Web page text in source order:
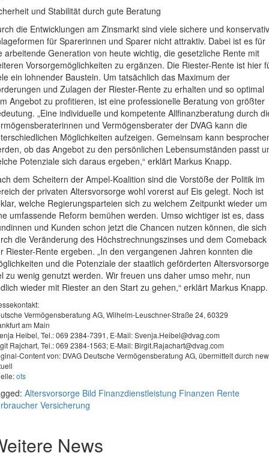
und Stabilität durch gute Beratung
die Entwicklungen am Zinsmarkt sind viele sichere und
für Sparerinnen und Sparer nicht attraktiv. Dabei ist es für
arbeitende Generation von heute wichtig, die gesetzliche Rente mit
Vorsorgemöglichkeiten zu ergänzen. Die Riester-Rente ist hier
ein lohnender Baustein. Um tatsächlich das Maximum der
und Zulagen der Riester-Rente zu erhalten und so optimal
Angebot zu profitieren, ist eine professionelle Beratung von größter
„Eine individuelle und kompetente Allfinanzberatung durch
und Vermögensberater der DVAG kann die
Möglichkeiten aufzeigen. Gemeinsam kann
ob das Angebot zu den persönlichen Lebensumständen passt
Potenziale sich daraus ergeben,“ erklärt Markus Knapp.
dem Scheitern der Ampel-Koalition sind die Vorstöße der Politik im
der privaten Altersvorsorge wohl vorerst auf Eis gelegt. Noch ist
welche Regierungsparteien sich zu welchem Zeitpunkt wieder um
umfassende Reform bemühen werden. Umso wichtiger ist es, dass
und Kunden schon jetzt die Chancen nutzen können, die sich
die Veränderung des Höchstrechnungszinses und dem Comeback
Riester-Rente ergeben. „In den vergangenen Jahren konnten die
und die Potenziale der staatlich geförderten Altersvorsorge
zu wenig genutzt werden. Wir freuen uns daher umso mehr, nun
wieder mit Riester an den Start zu gehen,“ erklärt Markus Knapp.
Vermögensberatung AG, Wilhelm-Leuschner-Straße 24, 60329
am Main
Heibel, Tel.: 069 2384-7391, E-Mail:Svenja.Heibel@dvag.com
Rajchart, Tel.: 069 2384-1563; E-Mail: Birgit.Rajachart@dvag.com
Content von: DVAG Deutsche Vermögensberatung AG, übermittelt durch
ots
Altersvorsorge Bild Finanzdienstleistung Finanzen Rente
Versicherung
News